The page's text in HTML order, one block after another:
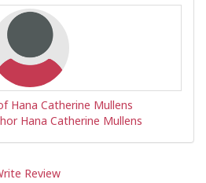
Hana Catherine Mullens
Hana Catherine Mullens
Review